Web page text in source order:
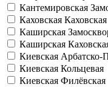
Кантемировская
Каховская Каховская
Каширская
Каширская
Киевская Арбатско-
Киевская Кольцевая
Киевская Филёвская